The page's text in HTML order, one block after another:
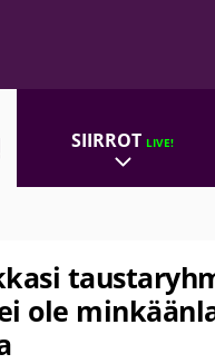
SIIRROTLIVE!
ole